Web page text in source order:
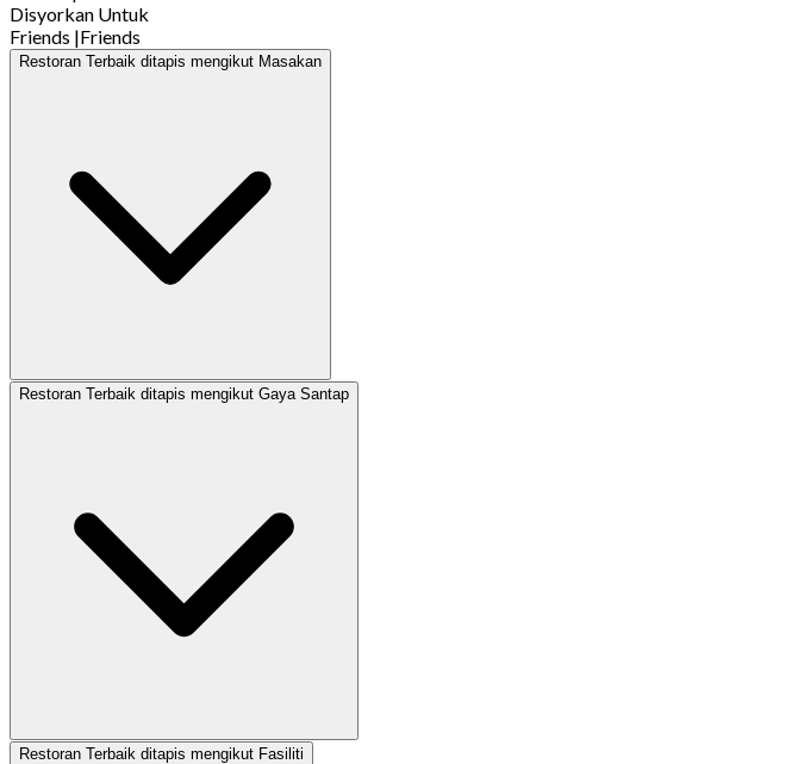
Disyorkan Untuk
Friends |Friends
Restoran Terbaik ditapis mengikut Masakan
Restoran Terbaik ditapis mengikut Gaya Santap
Restoran Terbaik ditapis mengikut Fasiliti